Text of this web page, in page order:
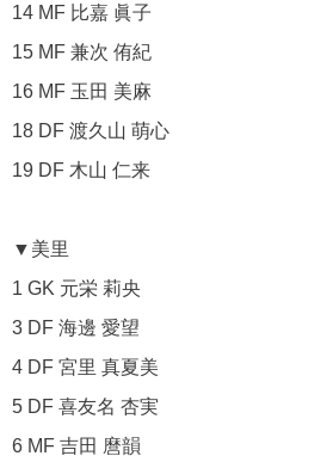
14 MF 比嘉 眞子
15 MF 兼次 侑紀
16 MF 玉田 美麻
18 DF 渡久山 萌心
19 DF 木山 仁来
▼美里
1 GK 元栄 莉央
3 DF 海邊 愛望
4 DF 宮里 真夏美
5 DF 喜友名 杏実
6 MF 吉田 麿韻